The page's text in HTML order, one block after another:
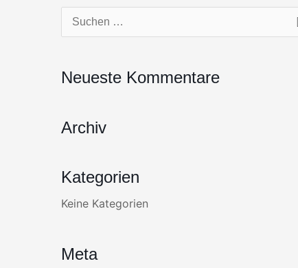
Suchen
Neueste Kommentare
Archiv
Kategorien
Keine Kategorien
Meta